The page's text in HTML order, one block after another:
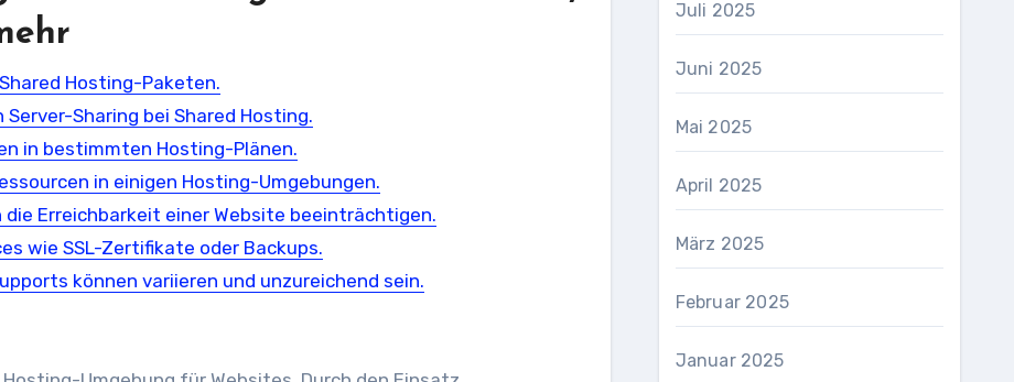
Hosting-Paketen.
Sharing bei Shared Hosting.
in bestimmten Hosting-Plänen.
in einigen Hosting-Umgebungen.
Erreichbarkeit einer Website beeinträchtigen.
wie SSL-Zertifikate oder Backups.
können variieren und unzureichend sein.
Juli 2025
Juni 2025
Mai 2025
April 2025
März 2025
Februar 2025
Januar 2025